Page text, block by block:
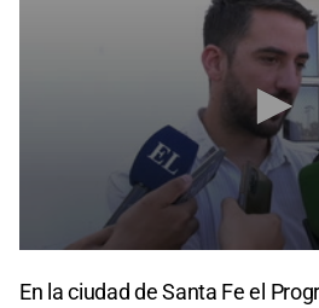
of
En la ciudad de Santa Fe el